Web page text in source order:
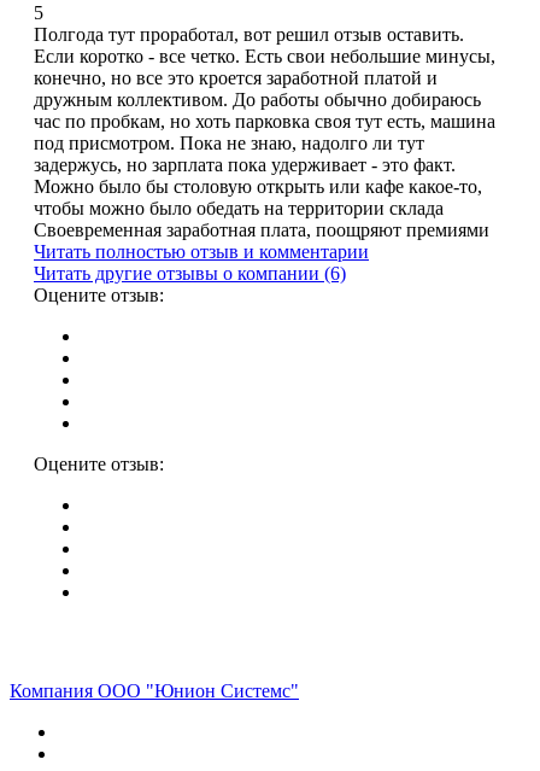
5
Полгода тут проработал, вот решил отзыв оставить.
Если коротко - все четко. Есть свои небольшие минусы,
конечно, но все это кроется заработной платой и
дружным коллективом. До работы обычно добираюсь
час по пробкам, но хоть парковка своя тут есть, машина
под присмотром. Пока не знаю, надолго ли тут
задержусь, но зарплата пока удерживает - это факт.
Можно было бы столовую открыть или кафе какое-то,
чтобы можно было обедать на территории склада
Своевременная заработная плата, поощряют премиями
Читать полностью отзыв и комментарии
Читать другие отзывы о компании (6)
Оцените отзыв:
Оцените отзыв:
Компания ООО "Юнион Системс"